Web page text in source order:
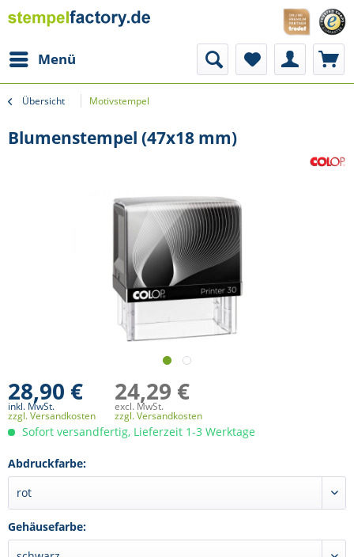
Menü
Übersicht Motivstempel
Blumenstempel (47x18 mm)
28,90 €
inkl. MwSt.
zzgl. Versandkosten
24,29 €
excl. MwSt.
zzgl. Versandkosten
Sofort versandfertig, Lieferzeit 1-3 Werktage
Abdruckfarbe:
Gehäusefarbe: